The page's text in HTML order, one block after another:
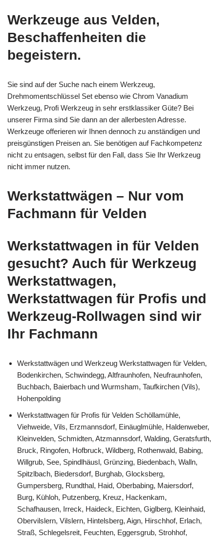
Werkzeuge aus Velden,
Beschaffenheiten die
begeistern.
Sie sind auf der Suche nach einem Werkzeug,
Drehmomentschlüssel Set ebenso wie Chrom Vanadium
Werkzeug, Profi Werkzeug in sehr erstklassiker Güte? Bei
unserer Firma sind Sie dann an der allerbesten Adresse.
Werkzeuge offerieren wir Ihnen dennoch zu anständigen und
preisgünstigen Preisen an. Sie benötigen auf Fachkompetenz
nicht zu entsagen, selbst für den Fall, dass Sie Ihr Werkzeug
nicht immer nutzen.
Werkstattwägen – Nur vom
Fachmann für Velden
Werkstattwagen in für Velden
gesucht? Auch für Werkzeug
Werkstattwagen,
Werkstattwagen für Profis und
Werkzeug-Rollwagen sind wir
Ihr Fachmann
Werkstattwägen und Werkzeug Werkstattwagen für Velden,
Bodenkirchen, Schwindegg, Altfraunhofen, Neufraunhofen,
Buchbach, Baierbach und Wurmsham, Taufkirchen (Vils),
Hohenpolding
Werkstattwagen für Profis für Velden Schöllamühle,
Viehweide, Vils, Erzmannsdorf, Einäuglmühle, Haldenweber,
Kleinvelden, Schmidten, Atzmannsdorf, Walding, Geratsfurth,
Bruck, Ringofen, Hofbruck, Wildberg, Rothenwald, Babing,
Willgrub, See, Spindlhäusl, Grünzing, Biedenbach, Walln,
Spitzlbach, Biedersdorf, Burghab, Glocksberg,
Gumpersberg, Rundthal, Haid, Oberbabing, Maiersdorf,
Burg, Kühloh, Putzenberg, Kreuz, Hackenkam,
Schafhausen, Irreck, Haideck, Eichten, Giglberg, Kleinhaid,
Obervilslern, Vilslern, Hintelsberg, Aign, Hirschhof, Erlach,
Straß, Schlegelsreit, Feuchten, Eggersgrub, Strohhof,